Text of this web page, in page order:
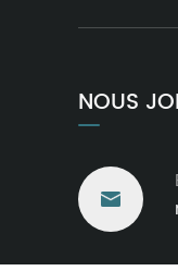
NOUS
